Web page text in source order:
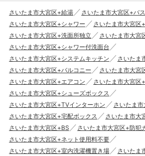
さいたま市大宮区+給湯
さいたま市大宮区+バ
さいたま市大宮区+シャワー
さいたま市大宮区
さいたま市大宮区+洗面所独立
さいたま市大宮
さいたま市大宮区+シャワー付洗面台
さいたま市大宮区+システムキッチン
さいたま
さいたま市大宮区+バルコニー
さいたま市大宮
さいたま市大宮区+エアコン
さいたま市大宮区
さいたま市大宮区+シューズボックス
さいたま市大宮区+TVインターホン
さいたま
さいたま市大宮区+宅配ボックス
さいたま市大
さいたま市大宮区+BS
さいたま市大宮区+防犯
さいたま市大宮区+ネット使用料不要
さいたま市大宮区+室内洗濯機置き場
さいたま